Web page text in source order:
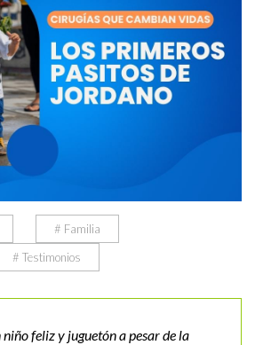
# Familia
# Testimonios
niño feliz y juguetón a pesar de la